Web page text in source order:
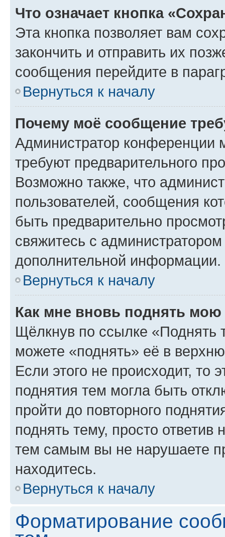
Что означает кнопка
Эта кнопка позволяет вам
закончить и отправить их
сообщения перейдите в
Вернуться к началу
Почему моё сообщение
Администратор конференции
требуют предварительного
Возможно также, что
пользователей, сообщения
быть предварительно
свяжитесь с
дополнительной информации.
Вернуться к началу
Как мне вновь поднять мою
Щёлкнув по ссылке «Поднять
можете «поднять» её в
Если этого не происходит, то
поднятия тем могла быть
пройти до повторного
поднять тему, просто ответив
тем самым вы не нарушаете
находитесь.
Вернуться к началу
Форматирование